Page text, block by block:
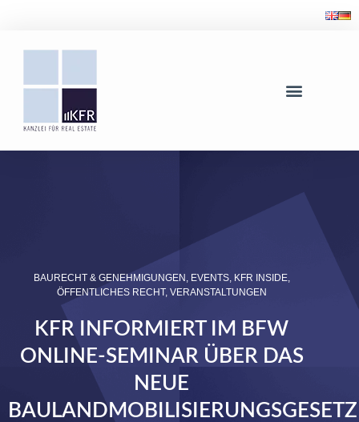
BAURECHT & GENEHMIGUNGEN , EVENTS, KFR INSIDE,
ÖFFENTLICHES RECHT, VERANSTALTUNGEN
KFR INFORMIERT IM BFW
ONLINE-SEMINAR ÜBER DAS
NEUE
BAULANDMOBILISIERUNGSGESETZ